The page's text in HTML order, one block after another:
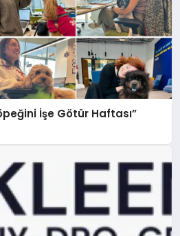
İşe Götür Haftası”